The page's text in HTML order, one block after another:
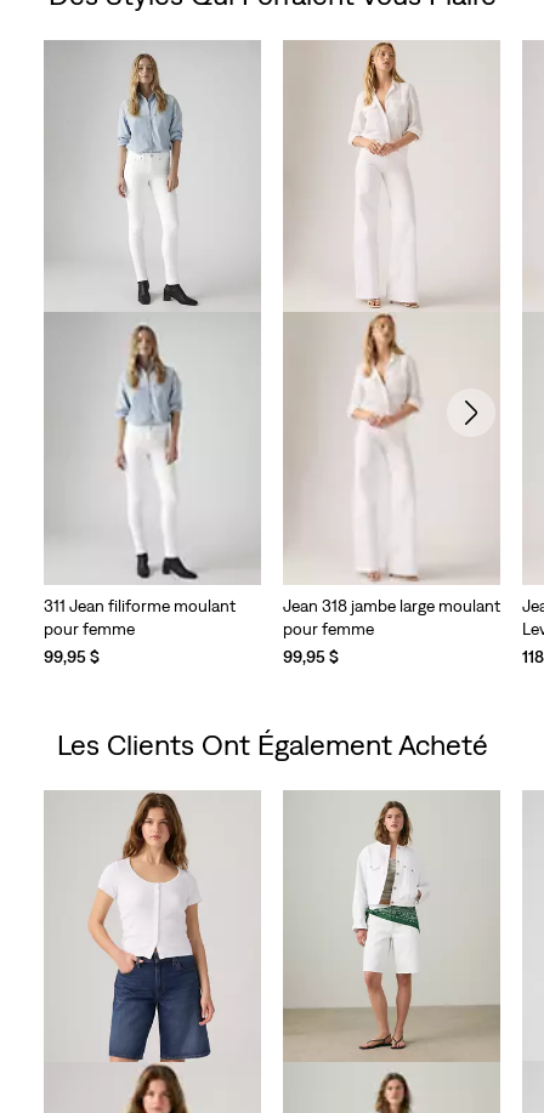
5.
évaluations
311 Jean filiforme moulant
pour femme
99,95 $
Jean 318 jambe large moulant
pour femme
99,95 $
Les Clients Ont Également Acheté